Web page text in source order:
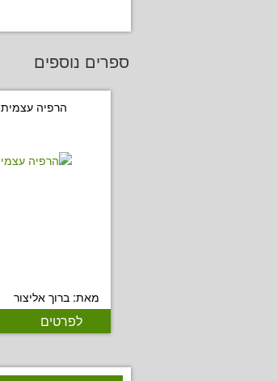
ספרים נוספים
הרפיה עצמית
מאת: ברוך אליצור
לפרטים